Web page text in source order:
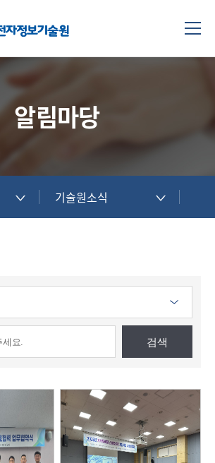
알림마당
기술원소식
검색